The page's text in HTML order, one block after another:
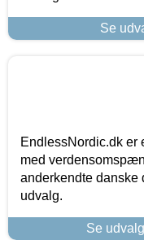
Se
EndlessNordic.dk er
med
anderkendte danske
udvalg.
Se